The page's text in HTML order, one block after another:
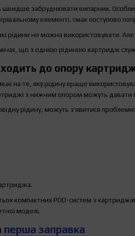
швидше забруднювати випарник.
елементі, смак поступово
рідини не можна використовувати.
що з однією рідиною картридж
до опору
на те, яку рідину краще
з нижчим опором можуть давати
рідину, можуть з’явитися проблеми:
компактних POD-систем з
моделі.
перша заправка